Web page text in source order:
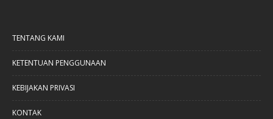
TENTANG KAMI
KETENTUAN PENGGUNAAN
KEBIJAKAN PRIVASI
KONTAK